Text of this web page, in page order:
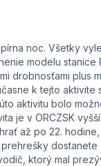
noc. Všetky
modelu stanice
drobnosťami plus
k tejto aktivite
aktivitu bolo
je v ORCZSK
až po 22.
dostanete
ktorý mal